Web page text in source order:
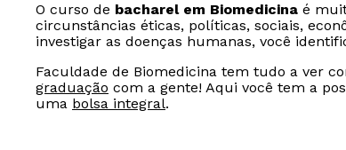
O curso de bacharel em Biomedicina é
circunstâncias éticas, políticas, sociais,
investigar as doenças humanas, você
Faculdade de Biomedicina tem tudo a ver
graduação com a gente! Aqui você tem a
uma bolsa integral.